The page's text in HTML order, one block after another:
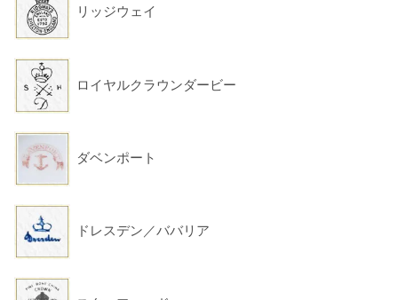
リッジウェイ
ロイヤルクラウンダービー
ダベンポート
ドレスデン／ババリア